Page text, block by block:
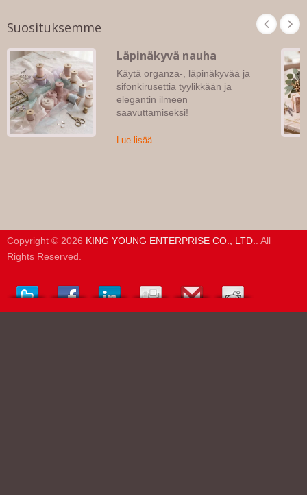
Suosituksemme
Läpinäkyvä nauha
Käytä organza-, läpinäkyvää ja
sifonkirusettia tyylikkään ja
elegantin ilmeen
saavuttamiseksi!
Lue lisää
Copyright © 2026 KING YOUNG ENTERPRISE CO., LTD.
. All
Rights Reserved.